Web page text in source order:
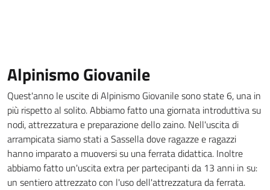
Alpinismo Giovanile
Quest'anno le uscite di Alpinismo Giovanile sono state 6, una in
più rispetto al solito. Abbiamo fatto una giornata introduttiva su
nodi, attrezzatura e preparazione dello zaino. Nell'uscita di
arrampicata siamo stati a Sassella dove ragazze e ragazzi
hanno imparato a muoversi su una ferrata didattica. Inoltre
abbiamo fatto un'uscita extra per partecipanti da 13 anni in su:
un sentiero attrezzato con l'uso dell'attrezzatura da ferrata.